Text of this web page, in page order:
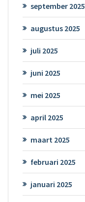
september 2025
augustus 2025
juli 2025
juni 2025
mei 2025
april 2025
maart 2025
februari 2025
januari 2025